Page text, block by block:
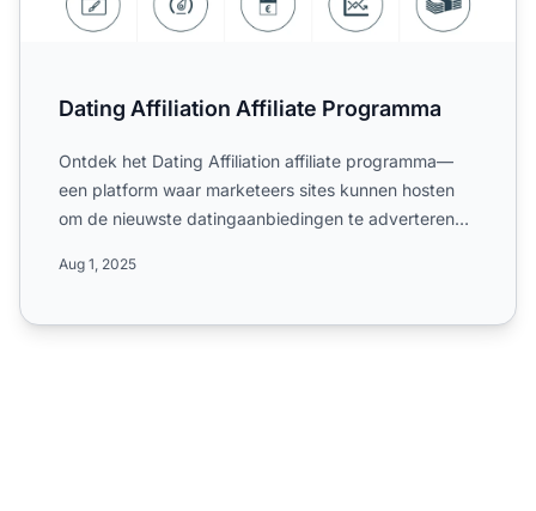
Dating Affiliation Affiliate Programma
Ontdek het Dating Affiliation affiliate programma—
een platform waar marketeers sites kunnen hosten
om de nieuwste datingaanbiedingen te adverteren
Aug 1, 2025